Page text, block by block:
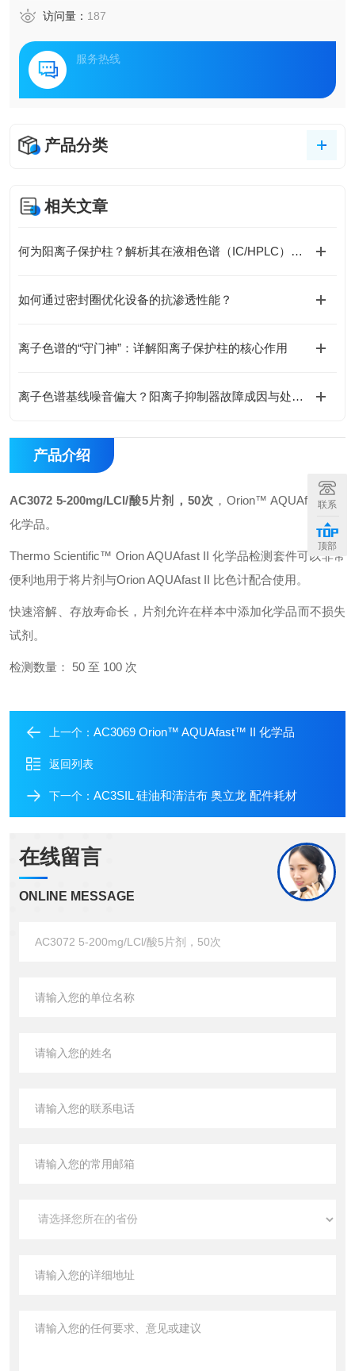
访问量： 187
服务热线
产品分类
相关文章
何为阳离子保护柱？解析其在液相色谱（IC/HPLC）中的不可替代作用
如何通过密封圈优化设备的抗渗透性能？
离子色谱的“守门神”：详解阳离子保护柱的核心作用
离子色谱基线噪音偏大？阳离子抑制器故障成因与处理方案
产品介绍
AC3072 5-200mg/LCl/酸5片剂，50次 ，Orion™ AQUAfast™ II
化学品。
Thermo Scientific™ Orion AQUAfast II 化学品检测套件可以非常
便利地用于将片剂与Orion AQUAfast II 比色计配合使用。
快速溶解、存放寿命长，片剂允许在样本中添加化学品而不损失
试剂。
检测数量： 50 至 100 次
上一个： AC3069 Orion™ AQUAfast™ II 化学品
返回列表
下一个： AC3SIL 硅油和清洁布 奥立龙 配件耗材
在线留言
ONLINE MESSAGE
联系
顶部